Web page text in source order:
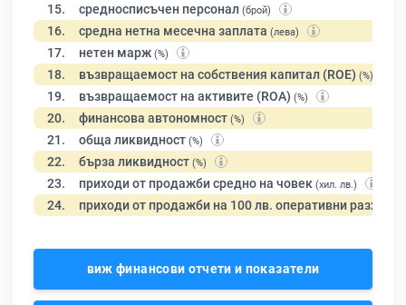
15. средносписъчен персонал (брой)
16. средна нетна месечна заплата (лева)
17. нетен марж (%)
18. възвращаемост на собствения капитал (ROE) (%)
19. възвращаемост на активите (ROA) (%)
20. финансова автономност (%)
21. обща ликвидност (%)
22. бърза ликвидност (%)
23. приходи от продажби средно на човек (хил. лв.)
24. приходи от продажби на 100 лв. оперативни разходи
виж финансови отчети и показатели